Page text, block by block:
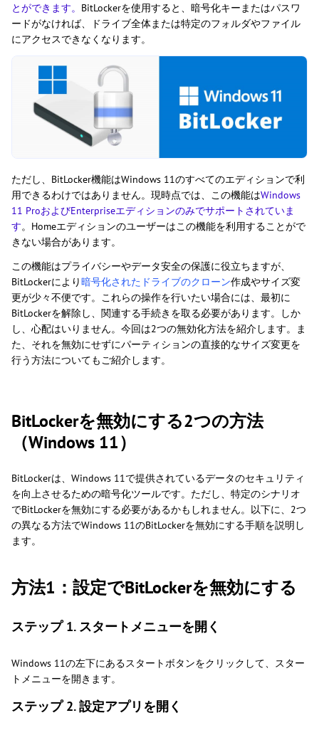
とができます。 BitLockerを使用すると、暗号化キーまたはパスワ
ードがなければ、ドライブ全体または特定のフォルダやファイル
にアクセスできなくなります。
ただし、BitLocker機能はWindows 11のすべてのエディションで利
用できるわけではありません。現時点では、この機能はWindows
11 ProおよびEnterpriseエディションのみでサポートされていま
す。Homeエディションのユーザーはこの機能を利用することがで
きない場合があります。
この機能はプライバシーやデータ安全の保護に役立ちますが、
BitLockerにより暗号化されたドライブのクローン作成やサイズ変
更が少々不便です。これらの操作を行いたい場合には、最初に
BitLockerを解除し、関連する手続きを取る必要があります。しか
し、心配はいりません。今回は2つの無効化方法を紹介します。ま
た、それを無効にせずにパーティションの直接的なサイズ変更を
行う方法についてもご紹介します。
BitLockerを無効にする2つの方法
（Windows 11）
BitLockerは、Windows 11で提供されているデータのセキュリティ
を向上させるための暗号化ツールです。ただし、特定のシナリオ
でBitLockerを無効にする必要があるかもしれません。以下に、2つ
の異なる方法でWindows 11のBitLockerを無効にする手順を説明し
ます。
方法1：設定でBitLockerを無効にする
ステップ 1. スタートメニューを開く
Windows 11の左下にあるスタートボタンをクリックして、スター
トメニューを開きます。
ステップ 2. 設定アプリを開く